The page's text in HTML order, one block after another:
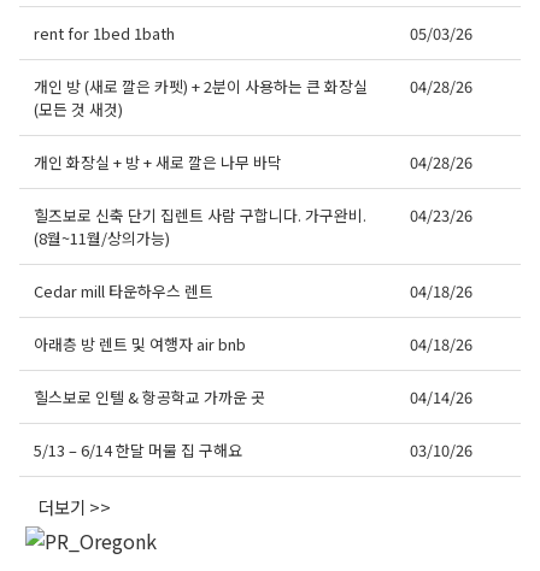
rent for 1bed 1bath 05/03/26
개인 방 (새로 깔은 카펫) + 2분이 사용하는 큰 화장실
(모든 것 새것)
04/28/26
개인 화장실 + 방 + 새로 깔은 나무 바닥 04/28/26
힐즈보로 신축 단기 집렌트 사람 구합니다. 가구완비.
(8월~11월/상의가능)
04/23/26
Cedar mill 타운하우스 렌트 04/18/26
아래층 방 렌트 및 여행자 air bnb 04/18/26
힐스보로 인텔 & 항공학교 가까운 곳 04/14/26
5/13 – 6/14 한달 머물 집 구해요 03/10/26
더보기 >>
오레곤K 뉴스레터 구독